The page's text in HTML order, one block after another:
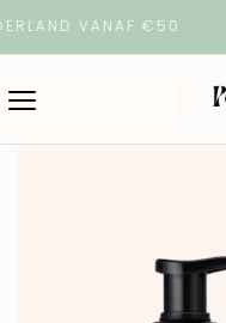
VANAF €50